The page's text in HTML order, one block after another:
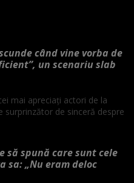
când vine vorba de
un scenariu slab
mai apreciați actori de la
de sinceră despre
să spună care sunt cele
sa: „Nu eram deloc